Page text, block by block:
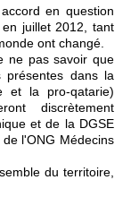
en question
juillet 2012, tant
ont changé.
ne pas savoir que
présentes dans la
et la pro-qatarie)
discrètement
et de la DGSE
l'ONG Médecins
du territoire,